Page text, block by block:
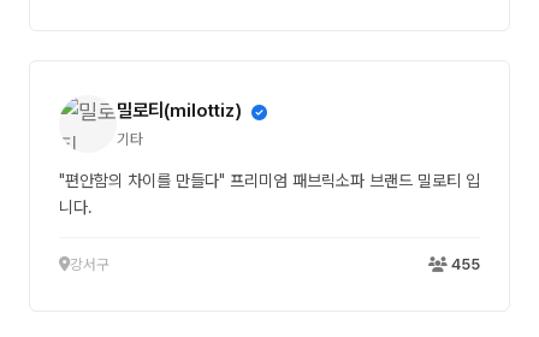
밀로티(milottiz)
기타
"편안함의 차이를 만들다" 프리미엄 패브릭소파 브랜드 밀로티 입
니다.
강서구 455